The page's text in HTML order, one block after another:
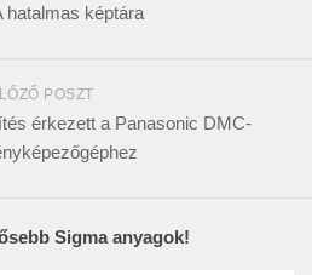
hatalmas képtára
POSZT
érkezett a Panasonic DMC-
Sigma anyagok!